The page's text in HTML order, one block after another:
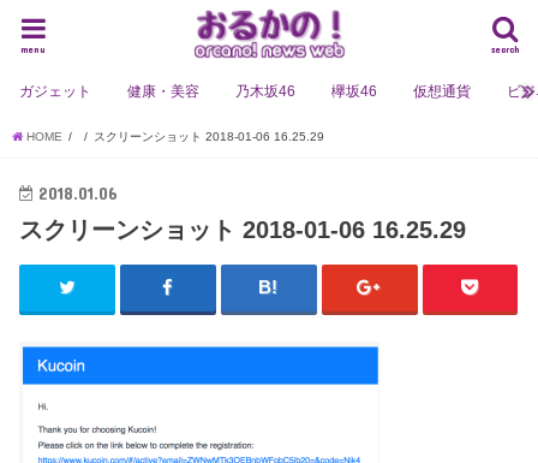
search
menu
ガジェット 健康・美容 乃木坂46 欅坂46 仮想通貨 ビ
HOME スクリーンショット 2018-01-06 16.25.29
2018.01.06
スクリーンショット 2018-01-06 16.25.29